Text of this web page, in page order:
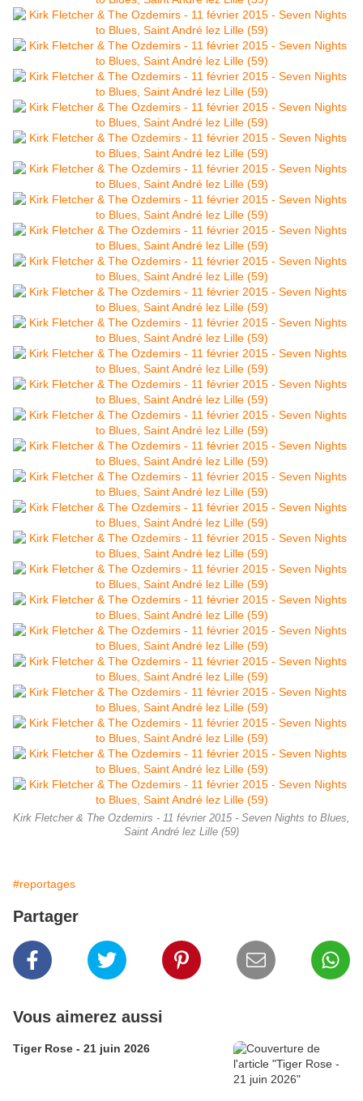
Kirk Fletcher & The Ozdemirs - 11 février 2015 - Seven Nights to Blues,
Saint André lez Lille (59)
#reportages
Partager
Vous aimerez aussi
Tiger Rose - 21 juin 2026